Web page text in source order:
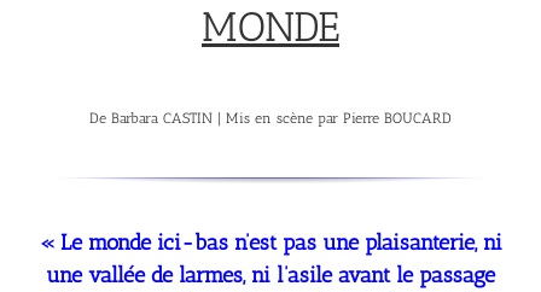
MONDE
De Barbara CASTIN | Mis en scène par Pierre BOUCARD
« Le monde ici-bas n’est pas une plaisanterie, ni
une vallée de larmes, ni l’asile avant le passage